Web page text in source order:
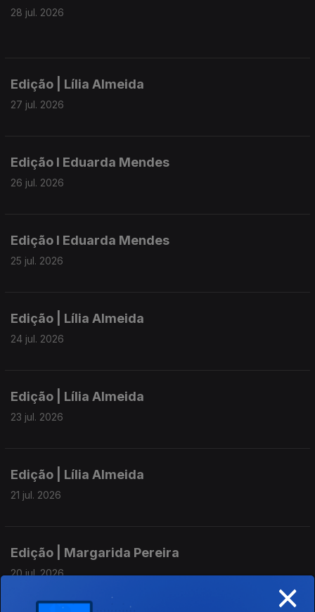
28 jul. 2026
Edição | Lília Almeida
27 jul. 2026
Edição I Eduarda Mendes
26 jul. 2026
Edição I Eduarda Mendes
25 jul. 2026
Edição | Lília Almeida
24 jul. 2026
Edição | Lília Almeida
23 jul. 2026
Edição | Lília Almeida
21 jul. 2026
Edição | Margarida Pereira
20 jul. 2026 ×